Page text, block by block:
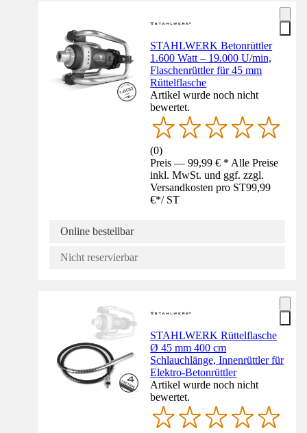
STAHLWERK Betonrüttler
1.600 Watt – 19.000 U/min,
Flaschenrüttler für 45 mm
Rüttelflasche
Artikel wurde noch nicht
bewertet.
(0)
Preis — 99,99 € * Alle Preise
inkl. MwSt. und ggf. zzgl.
Versandkosten pro ST99,99
€*/ ST
Online bestellbar
Nicht reservierbar
STAHLWERK Rüttelflasche
Ø 45 mm 400 cm
Schlauchlänge, Innenrüttler für
Elektro-Betonrüttler
Artikel wurde noch nicht
bewertet.